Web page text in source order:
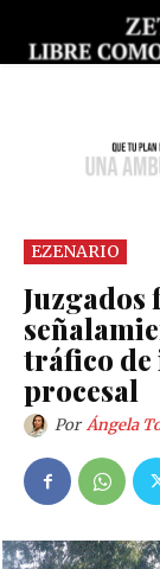
EZENARIO
tráfico de
procesal
Por Ángela